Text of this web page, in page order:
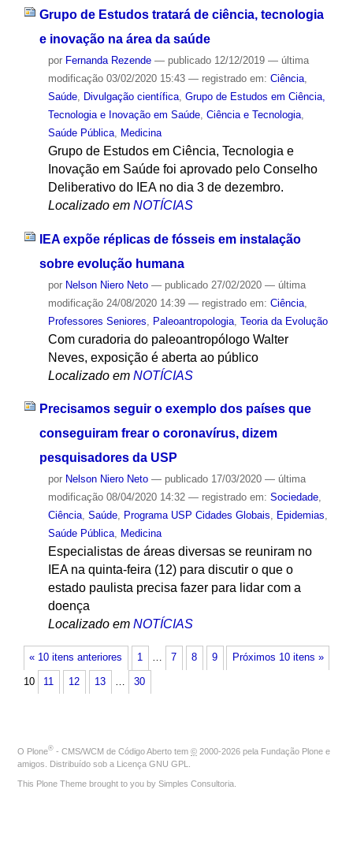
Grupo de Estudos tratará de ciência, tecnologia
e inovação na área da saúde
por Fernanda Rezende — publicado12/12/2019 — última
modificação03/02/2020 15:43 — registrado em: Ciência,
Saúde, Divulgação científica, Grupo de Estudos em Ciência,
Tecnologia e Inovação em Saúde, Ciência e Tecnologia,
Saúde Pública, Medicina
Grupo de Estudos em Ciência, Tecnologia e
Inovação em Saúde foi aprovado pelo Conselho
Deliberativo do IEA no dia 3 de dezembro.
Localizado em NOTÍCIAS
IEA expõe réplicas de fósseis em instalação
sobre evolução humana
por Nelson Niero Neto — publicado27/02/2020 — última
modificação24/08/2020 14:39 — registrado em: Ciência,
Professores Seniores
Paleoantropologia, Teoria da Evolução
Com curadoria do paleoantropólogo Walter
Neves, exposição é aberta ao público
Localizado em NOTÍCIAS
Precisamos seguir o exemplo dos países que
conseguiram frear o coronavírus, dizem
pesquisadores da USP
por Nelson Niero Neto — publicado17/03/2020 — última
modificação08/04/2020 14:32 — registrado em: Sociedade,
Ciência, Saúde, Programa USP Cidades Globais, Epidemias,
Saúde Pública, Medicina
Especialistas de áreas diversas se reuniram no
IEA na quinta-feira (12) para discutir o que o
estado paulista precisa fazer para lidar com a
doença
Localizado em NOTÍCIAS
« 10 itens anteriores Próximos 10 itens »
1 … 7 8 9
10 11 12 13 … 30
O Plone® - CMS/WCM de Código Aberto tem © 2000-2026 pela Fundação Plone e
amigos. Distribuído sob a Licença GNU GPL
This Plone Theme brought to you by Simples Consultoria